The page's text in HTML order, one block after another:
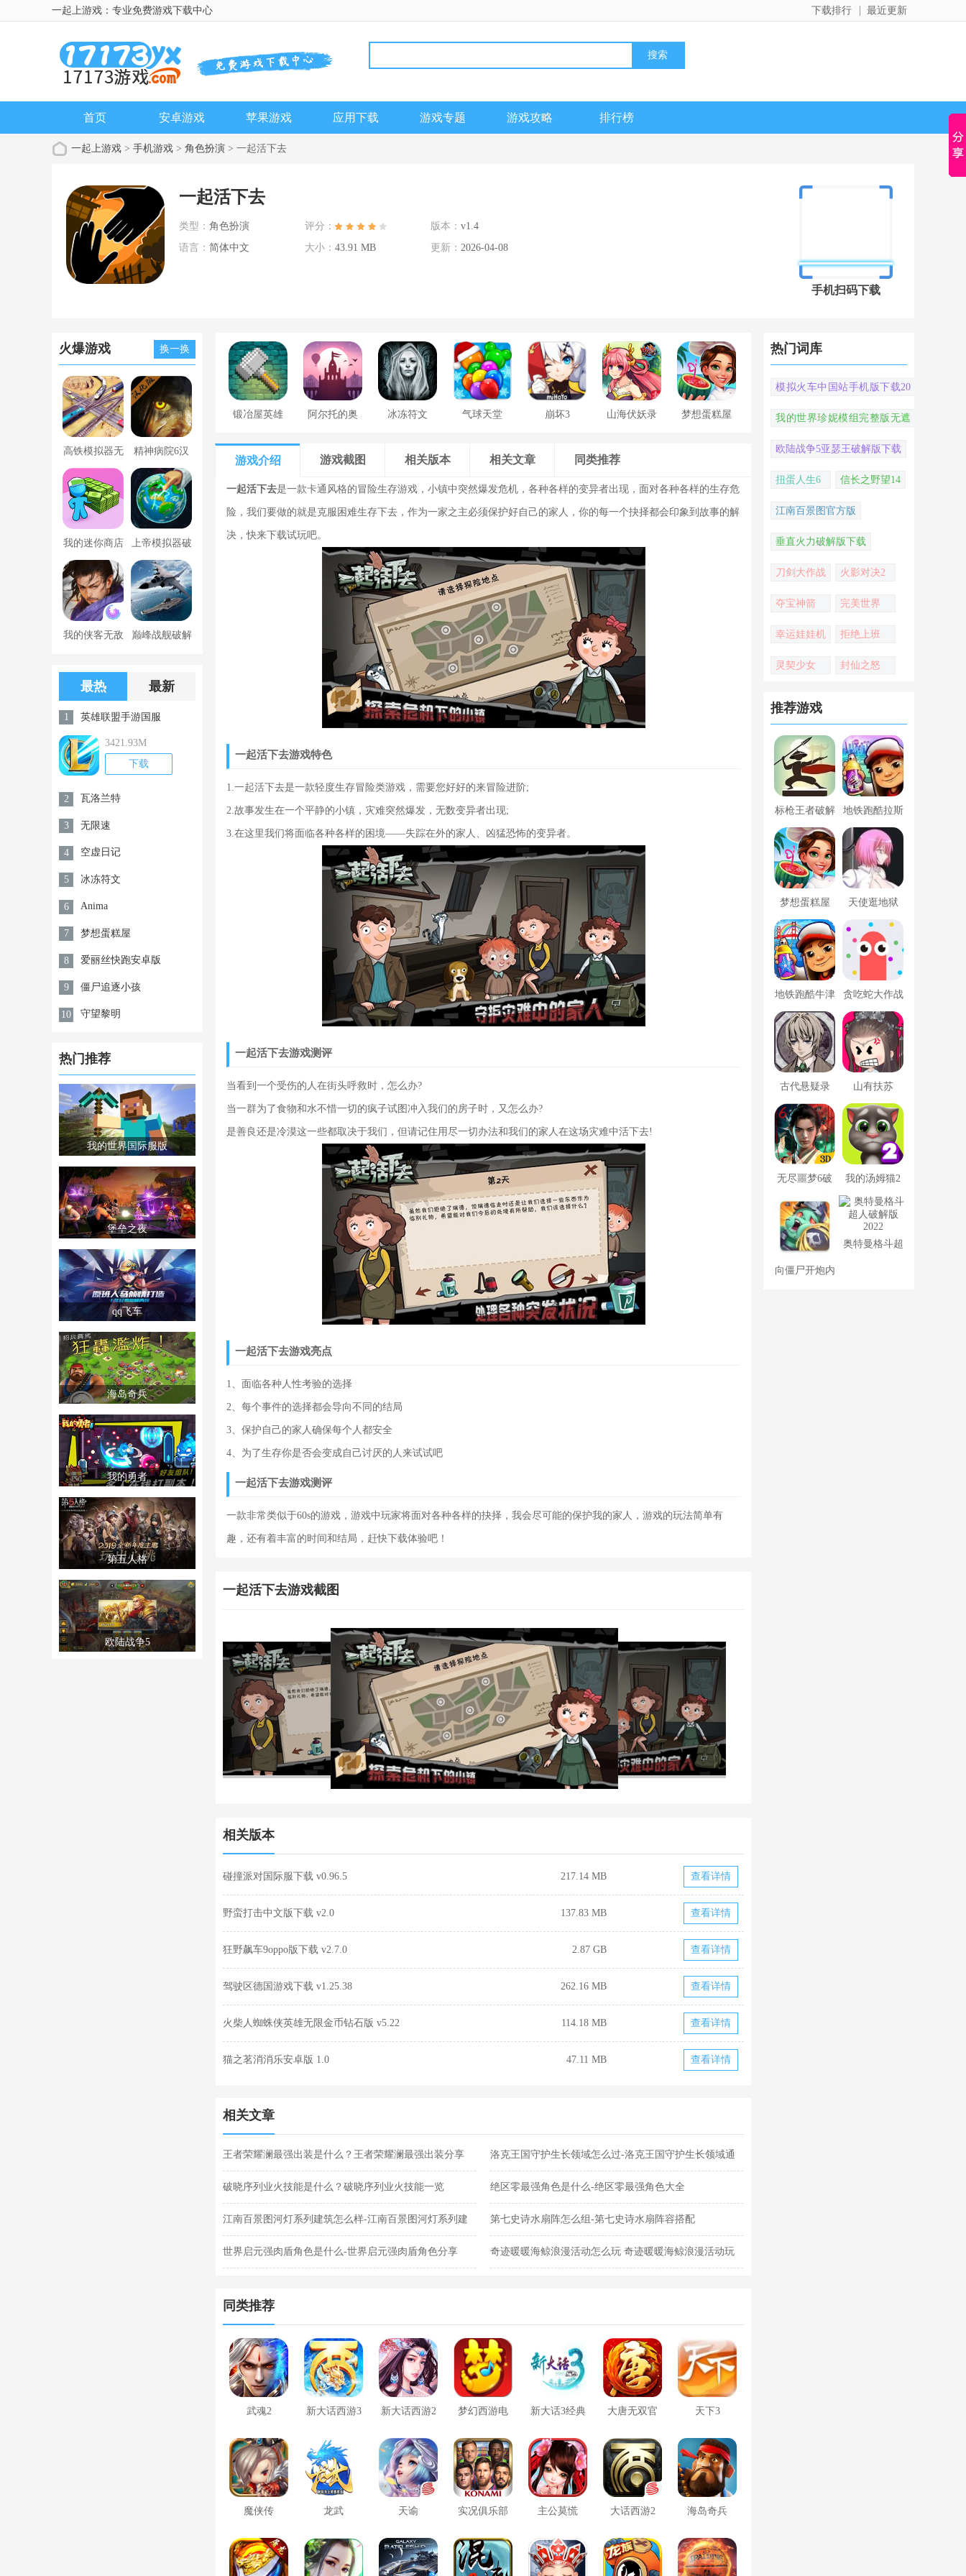
一起上游戏：专业免费游戏下载中心 最近更新
下载排行
首页 安卓游戏 苹果游戏 应用下载 游戏专题 游戏攻略 排行榜
一起上游戏 > 手机游戏 > 角色扮演 > 一起活下去
一起活下去
类型： 角色扮演 评分： 版本： v1.4
语言： 简体中文 大小： 43.91 MB 更新： 2026-04-08
手机扫码下载
火爆游戏 换一换
高铁模拟器无
限金币版
精神病院6汉
化版下载
我的迷你商店
破解版无限金
币版下载中文
上帝模拟器破
解版全解锁无
广告
我的侠客无敌 巅峰战舰破解
限钻石
最热 最新
1 英雄联盟手游国服
3421.93M
下载
2 瓦洛兰特
3 无限速
4 空虚日记
5 冰冻符文
6 Anima
7 梦想蛋糕屋
8 爱丽丝快跑安卓版
9 僵尸追逐小孩
10 守望黎明
热门推荐
我的世界国际服版
堡垒之夜
qq飞车
海岛奇兵
我的勇者
第五人格
欧陆战争5
锻冶屋英雄 阿尔托的奥 冰冻符文 气球天堂 崩坏3 山海伏妖录 梦想蛋糕屋
游戏介绍 游戏截图 相关版本 相关文章 同类推荐
一起活下去是一款卡通风格的冒险生存游戏，小镇中突然爆发危机，各种各样的变异者出现，面对各种各样的生存危
险，我们要做的就是克服困难生存下去，作为一家之主必须保护好自己的家人，你的每一个抉择都会印象到故事的解
决，快来下载试玩吧。
一起活下去游戏特色
1.一起活下去是一款轻度生存冒险类游戏，需要您好好的来冒险进阶;
2.故事发生在一个平静的小镇，灾难突然爆发，无数变异者出现;
3.在这里我们将面临各种各样的困境——失踪在外的家人、凶猛恐怖的变异者。
一起活下去游戏测评
当看到一个受伤的人在街头呼救时，怎么办?
当一群为了食物和水不惜一切的疯子试图冲入我们的房子时，又怎么办?
是善良还是冷漠这一些都取决于我们，但请记住用尽一切办法和我们的家人在这场灾难中活下去!
一起活下去游戏亮点
1、面临各种人性考验的选择
2、每个事件的选择都会导向不同的结局
3、保护自己的家人确保每个人都安全
4、为了生存你是否会变成自己讨厌的人来试试吧
一起活下去游戏测评
一款非常类似于60s的游戏，游戏中玩家将面对各种各样的抉择，我会尽可能的保护我的家人，游戏的玩法简单有
趣，还有着丰富的时间和结局，赶快下载体验吧！
一起活下去游戏截图
相关版本
碰撞派对国际服下载 v0.96.5 217.14 MB 查看详情
野蛮打击中文版下载 v2.0 137.83 MB 查看详情
狂野飙车9oppo版下载 v2.7.0 2.87 GB 查看详情
驾驶区德国游戏下载 v1.25.38 262.16 MB 查看详情
火柴人蜘蛛侠英雄无限金币钻石版 v5.22 114.18 MB 查看详情
猫之茗消消乐安卓版 1.0 47.11 MB 查看详情
相关文章
王者荣耀澜最强出装是什么？王者荣耀澜最强出装分享 洛克王国守护生长领域怎么过-洛克王国守护生长领域通
关攻略
破晓序列业火技能是什么？破晓序列业火技能一览 绝区零最强角色是什么-绝区零最强角色大全
江南百景图河灯系列建筑怎么样-江南百景图河灯系列建
筑分享
第七史诗水扇阵怎么组-第七史诗水扇阵容搭配
世界启元强肉盾角色是什么-世界启元强肉盾角色分享 奇迹暖暖海鲸浪漫活动怎么玩 奇迹暖暖海鲸浪漫活动玩
同类推荐
武魂2 新大话西游3 新大话西游2 梦幻西游电 新大话3经典 大唐无双官 天下3
魔侠传 龙武 天谕 实况俱乐部 主公莫慌 大话西游2 海岛奇兵
热门词库
模拟火车中国站手机版下载20
我的世界珍妮模组完整版无遮
欧陆战争5亚瑟王破解版下载
扭蛋人生6 信长之野望14
江南百景图官方版
垂直火力破解版下载
刀剑大作战 火影对决2
夺宝神箭 完美世界
幸运娃娃机 拒绝上班
灵契少女 封仙之怒
推荐游戏
标枪王者破解
版无限金币钻
石内置菜单
地铁跑酷拉斯
维加斯新触控
内置菜单版
梦想蛋糕屋 天使逛地狱
地铁跑酷牛津
版内置菜单
贪吃蛇大作战
破解版
古代悬疑录 山有扶苏
无尽噩梦6破
解版内置菜单
MOD修改器
我的汤姆猫2
破解版
向僵尸开炮内
奥特曼格斗超